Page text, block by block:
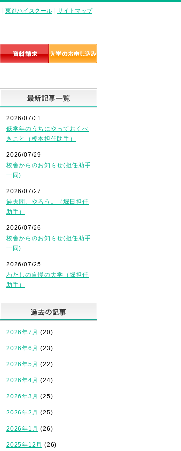
東進ハイスクール サイトマップ
2026/07/31
低学年のうちにやっておくべ
きこと（榎本担任助手）
2026/07/29
校舎からのお知らせ(担任助手
一同)
2026/07/27
過去問。やろう。（堀田担任
助手）
2026/07/26
校舎からのお知らせ(担任助手
一同)
2026/07/25
わたしの自慢の大学（堀担任
助手）
2026年7月 (20)
2026年6月 (23)
2026年5月 (22)
2026年4月 (24)
2026年3月 (25)
2026年2月 (25)
2026年1月 (26)
2025年12月 (26)